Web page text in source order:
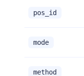
pos_id
mode
method